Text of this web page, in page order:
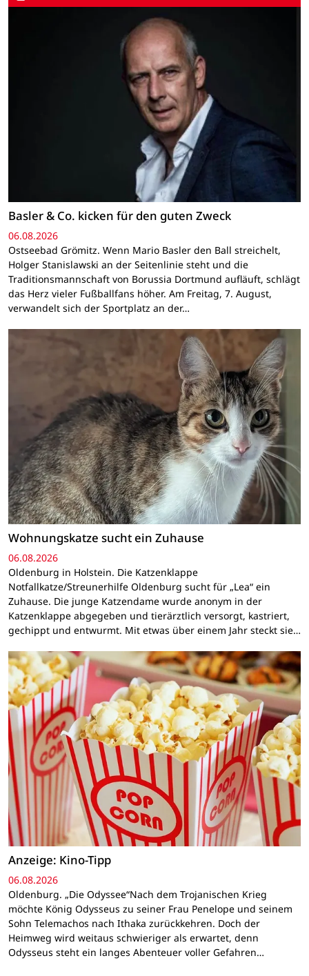
Basler & Co. kicken für den guten Zweck
06.08.2026
Ostseebad Grömitz. Wenn Mario Basler den Ball streichelt,
Holger Stanislawski an der Seitenlinie steht und die
Traditionsmannschaft von Borussia Dortmund aufläuft, schlägt
das Herz vieler Fußballfans höher. Am Freitag, 7. August,
verwandelt sich der Sportplatz an der…
Wohnungskatze sucht ein Zuhause
06.08.2026
Oldenburg in Holstein. Die Katzenklappe
Notfallkatze/Streunerhilfe Oldenburg sucht für „Lea“ ein
Zuhause. Die junge Katzendame wurde anonym in der
Katzenklappe abgegeben und tierärztlich versorgt, kastriert,
gechippt und entwurmt. Mit etwas über einem Jahr steckt sie…
Anzeige: Kino-Tipp
06.08.2026
Oldenburg. „Die Odyssee“Nach dem Trojanischen Krieg
möchte König Odysseus zu seiner Frau Penelope und seinem
Sohn Telemachos nach Ithaka zurückkehren. Doch der
Heimweg wird weitaus schwieriger als erwartet, denn
Odysseus steht ein langes Abenteuer voller Gefahren…